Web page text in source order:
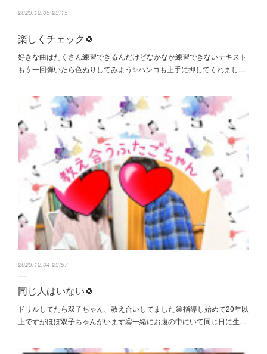
2023.12.05 23:15
楽しくチェック🍀
好きな曲はたくさん練習できるんだけどなかなか練習できないテキスト
も💧一回弾いたら色ぬりしてみよう✨ハンコも上手に押してくれまし…
2023.12.04 23:57
同じ人はいない🍀
ドリルしてたら双子ちゃん、教え合いしてました😆指導し始めて20年以
上ですがほぼ双子ちゃんがいます🤗一緒にお腹の中にいて同じ日に生…